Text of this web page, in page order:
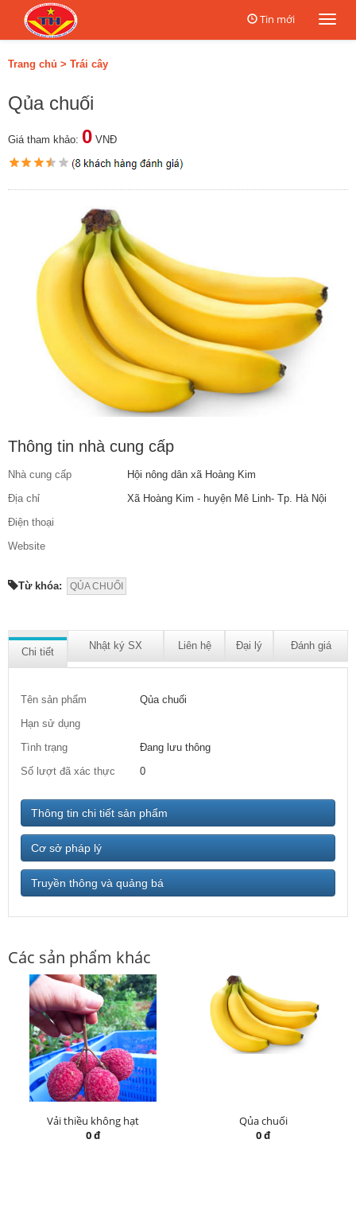
Tin mới
Trang chủ > Trái cây
Qủa chuối
Giá tham khảo: 0 VNĐ
Thông tin nhà cung cấp
Nhà cung cấp
Hội nông dân xã Hoàng Kim
Địa chỉ
Xã Hoàng Kim - huyện Mê Linh- Tp. Hà Nội
Điện thoại
Website
Từ khóa: QỦA CHUỐI
Chi tiết
Nhật ký SX Liên hệ Đại lý Đánh giá
Tên sản phẩm
Qủa chuối
Hạn sử dụng
Tình trạng
Đang lưu thông
Số lượt đã xác thực
0
Thông tin chi tiết sản phẩm
Cơ sở pháp lý
Truyền thông và quảng bá
Các sản phẩm khác
Vải thiều không hạt
0 đ
Qủa chuối
0 đ